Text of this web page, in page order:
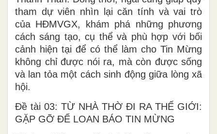
tham dự viên nhìn lại căn tính và vai trò
của HĐMVGX, khám phá những phương
cách sáng tạo, cụ thể và phù hợp với bối
cảnh hiện tại để có thể làm cho Tin Mừng
không chỉ được nói ra, mà còn được sống
và lan tỏa một cách sinh động giữa lòng xã
hội.
Đề tài 03: TỪ NHÀ THỜ ĐI RA THẾ GIỚI:
GẶP GỠ ĐỂ LOAN BÁO TIN MỪNG